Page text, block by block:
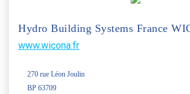
Hydro Building Systems France
www.wicona.fr
270 rue Léon Joulin
BP 63709